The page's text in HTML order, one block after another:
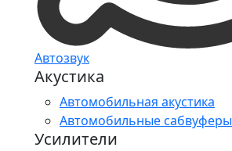
Автозвук
Акустика
Автомобильная акустика
Автомобильные сабвуферы
Усилители